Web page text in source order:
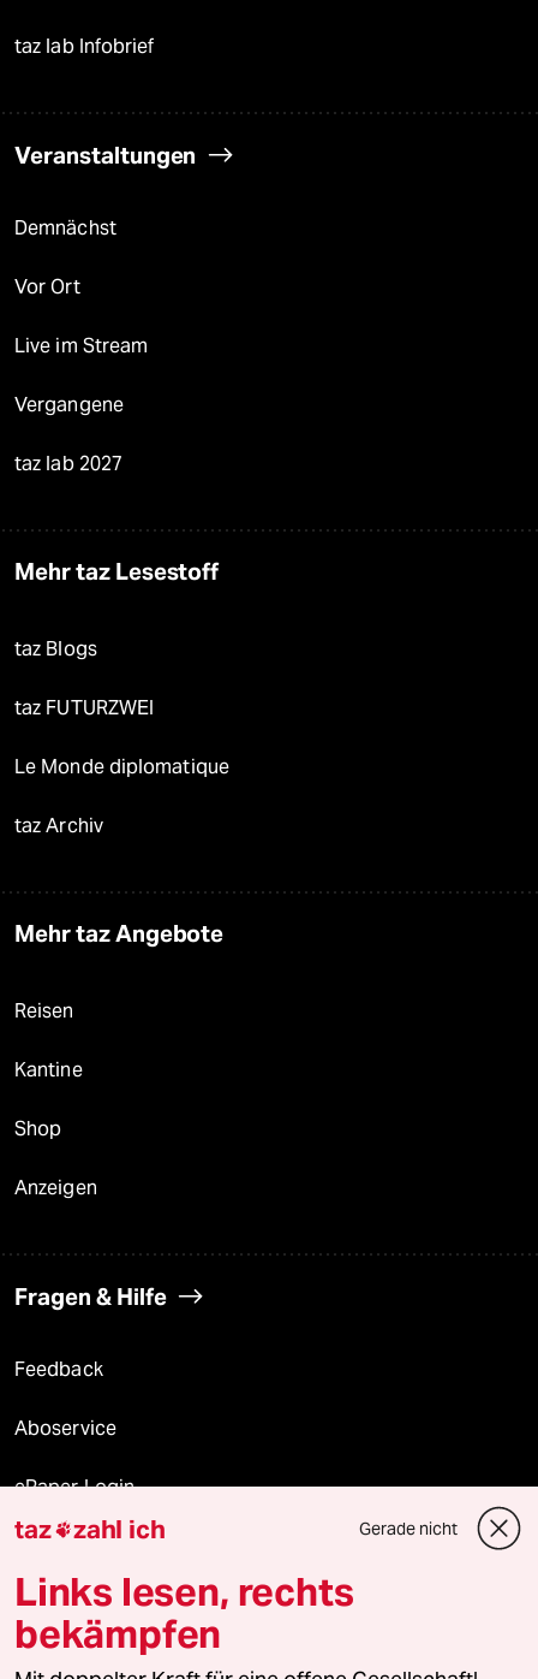
taz lab Infobrief
Veranstaltungen
Demnächst
Vor Ort
Live im Stream
Vergangene
taz lab 2027
Mehr taz Lesestoff
taz Blogs
taz FUTURZWEI
Le Monde diplomatique
taz Archiv
Mehr taz Angebote
Reisen
Kantine
Shop
Anzeigen
Fragen & Hilfe
Feedback
Aboservice
ePaper Login
Downloads für Abonnierende
© 2026 taz Verlags und Vertriebs GmbH
taz zahl ich Gerade nicht
Links lesen, rechts
bekämpfen